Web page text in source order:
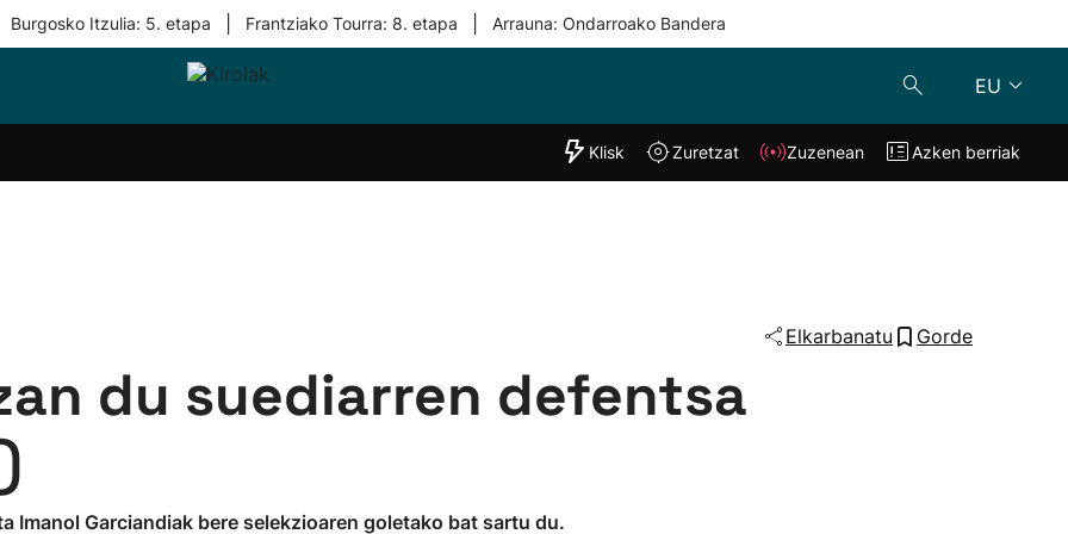
Burgosko Itzulia: 5. etapa Frantziako Tourra: 8. etapa Arrauna: Ondarroako Bandera
EU
Taldeak
"Helmuga"
Klisk Zuzenean
Klisk Zuretzat Zuzenean Azken berriak
Elkarbanatu Gorde
du suediarren defentsa
Imanol Garciandiak bere selekzioaren goletako bat sartu du.